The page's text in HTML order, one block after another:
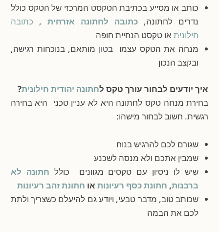
כותב או מסייע בכתיבת הטקסט המרכזי של הטקס כולל
נדרים לחתונה, כתובה לחתונה אזרחית,
כתובה
חילוניתאו טקסט הנחיית חופה
מנחה את הטקס עצמו בטון מותאם, בנוכחות רגישה,
ובקצב הנכון
איך יודעים לבחור עורך טקס לחתונה יהודית חילונית?
בחירת מנחה טקס לחתונה היא לא עניין טכני היא בחירה
רגשית. חשוב לבחור מישהו:
שגורם לכם להרגיש בנוח
שמבין אתכם ולא מנסה לשכנע
שיש לו ניסיון עם טקסים מגוונים כוללחתונה לא
ברבנות,חתונת כסף רעיונותאוחתונת זהב רעיונות
שכותב טוב, מדבר טבעי, ויודע גם להיעלם כשצריך ולתת
לכם את הבמה